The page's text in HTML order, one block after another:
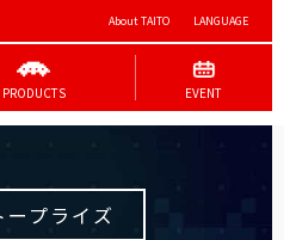
About TAITO LANGUAGE
PRODUCTS EVENT
ープライズ